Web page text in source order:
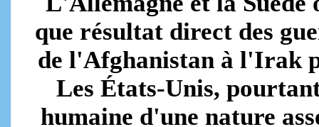
que résultat direct des
de l'Afghanistan à l'Irak
Les États-Unis,
humaine d'une nature